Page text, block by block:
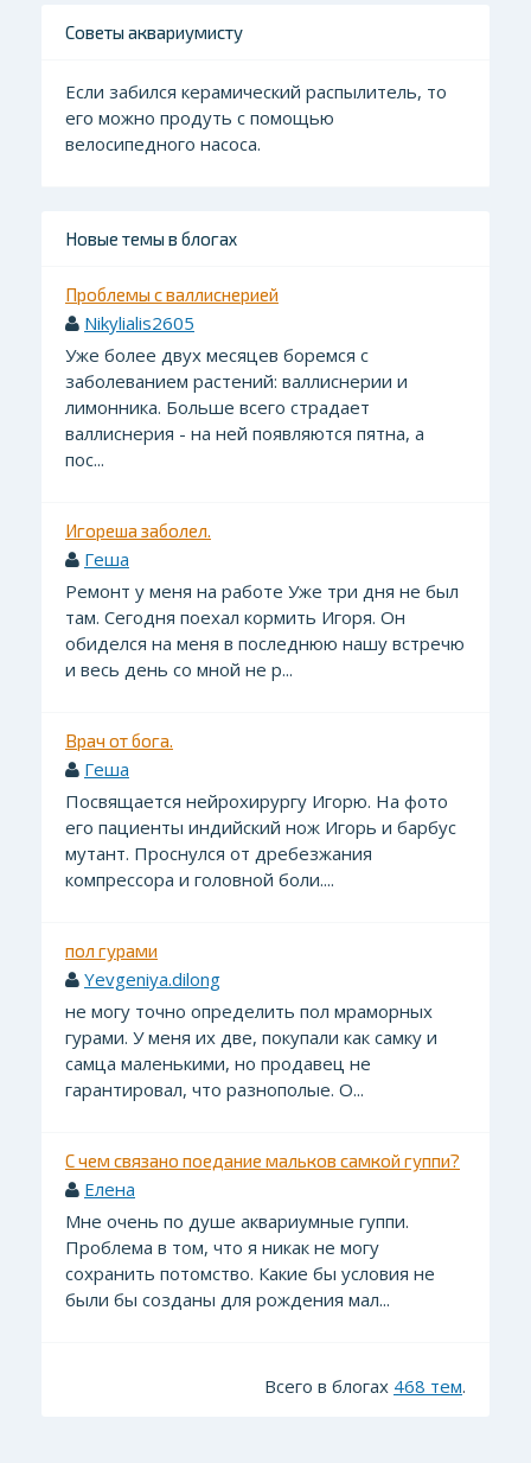
Советы аквариумисту
Если забился керамический распылитель, то
его можно продуть с помощью
велосипедного насоса.
Новые темы в блогах
Проблемы с валлиснерией
Nikylialis2605
Уже более двух месяцев боремся с
заболеванием растений: валлиснерии и
лимонника. Больше всего страдает
валлиснерия - на ней появляются пятна, а
пос...
Игореша заболел.
Геша
Ремонт у меня на работе Уже три дня не был
там. Сегодня поехал кормить Игоря. Он
обиделся на меня в последнюю нашу встречю
и весь день со мной не р...
Врач от бога.
Геша
Посвящается нейрохирургу Игорю. На фото
его пациенты индийский нож Игорь и барбус
мутант. Проснулся от дребезжания
компрессора и головной боли....
пол гурами
Yevgeniya.dilong
не могу точно определить пол мраморных
гурами. У меня их две, покупали как самку и
самца маленькими, но продавец не
гарантировал, что разнополые. О...
С чем связано поедание мальков самкой гуппи?
Елена
Мне очень по душе аквариумные гуппи.
Проблема в том, что я никак не могу
сохранить потомство. Какие бы условия не
были бы созданы для рождения мал...
Всего в блогах 468 тем.